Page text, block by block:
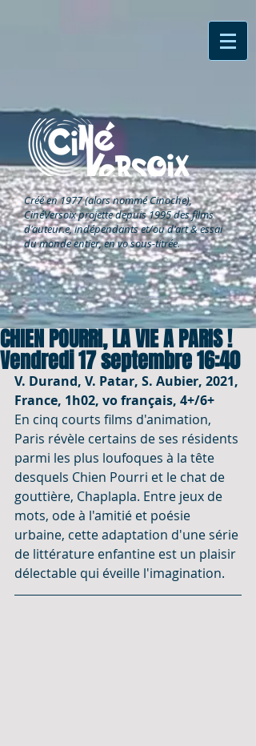
Créé en 1977 (alors nommé Cinoche),
CinéVersoixprojette depuis 1995 des films
d'auteur.e, indépendants et/ou d'art & essai
du monde entier, en vo sous-titrée.
CHIEN POURRI, LA VIE A PARIS !
Vendredi 17 septembre 16:40
V. Durand, V. Patar, S. Aubier, 2021,
France, 1h02, vo français, 4+/6+
En cinq courts films d'animation,
Paris révèle certains de ses résidents
parmi les plus loufoques à la tête
desquels Chien Pourri et le chat de
gouttière, Chaplapla. Entre jeux de
mots, ode à l'amitié et poésie
urbaine, cette adaptation d'une série
de littérature enfantine est un plaisir
délectable qui éveille l'imagination.